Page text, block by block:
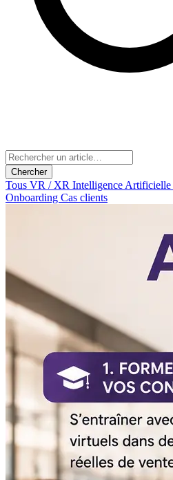
Chercher
Tous VR / XR Intelligence Artificielle
Onboarding Cas clients